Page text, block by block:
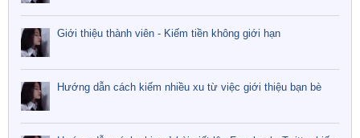
Giới thiệu thành viên - Kiếm tiền không giới hạn
Hướng dẫn cách kiếm nhiều xu từ việc giới thiệu bạn bè